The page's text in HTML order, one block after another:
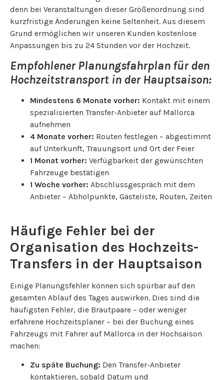
denn bei Veranstaltungen dieser Größenordnung sind
kurzfristige Änderungen keine Seltenheit. Aus diesem
Grund ermöglichen wir unseren Kunden kostenlose
Anpassungen bis zu 24 Stunden vor der Hochzeit.
Empfohlener Planungsfahrplan für den
Hochzeitstransport in der Hauptsaison:
Mindestens 6 Monate vorher: Kontakt mit einem
spezialisierten Transfer-Anbieter auf Mallorca
aufnehmen
4 Monate vorher: Routen festlegen – abgestimmt
auf Unterkunft, Trauungsort und Ort der Feier
1 Monat vorher: Verfügbarkeit der gewünschten
Fahrzeuge bestätigen
1 Woche vorher: Abschlussgespräch mit dem
Anbieter – Abholpunkte, Gästeliste, Routen, Zeiten
Häufige Fehler bei der
Organisation des Hochzeits-
Transfers in der Hauptsaison
Einige Planungsfehler können sich spürbar auf den
gesamten Ablauf des Tages auswirken. Dies sind die
häufigsten Fehler, die Brautpaare – oder weniger
erfahrene Hochzeitsplaner – bei der Buchung eines
Fahrzeugs mit Fahrer auf Mallorca in der Hochsaison
machen:
Zu späte Buchung: Den Transfer-Anbieter
kontaktieren, sobald Datum und